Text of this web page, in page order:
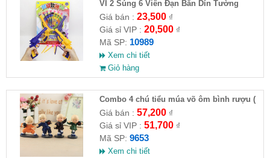
VỈ 2 Súng 6 Viên Đạn Bắn Dín Tường
Giá bán : 23,500₫
Giá sỉ VIP : 20,500₫
Mã SP: 10989
Xem chi tiết
Giỏ hàng
Combo 4 chú tiểu múa võ ôm bình rượu (
HĐ )
Giá bán : 57,200₫
Giá sỉ VIP : 51,700₫
Mã SP: 9653
Xem chi tiết